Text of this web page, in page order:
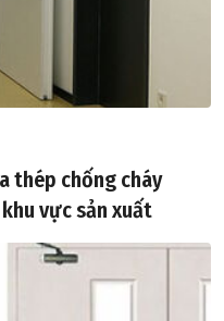
thép chống cháy
vực sản xuất